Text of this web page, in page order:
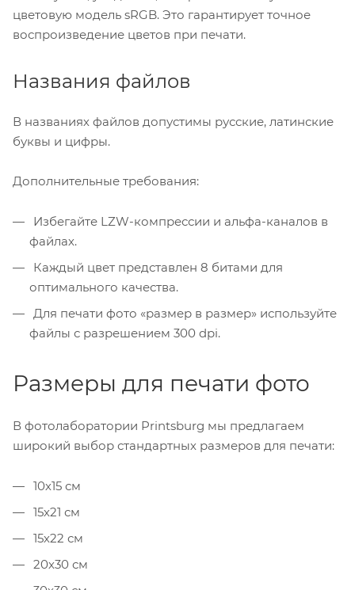
цветовую модель sRGB. Это гарантирует точное
воспроизведение цветов при печати.
Названия файлов
В названиях файлов допустимы русские, латинские
буквы и цифры.
Дополнительные требования:
Избегайте LZW-компрессии и альфа-каналов в
файлах.
Каждый цвет представлен 8 битами для
оптимального качества.
Для печати фото «размер в размер» используйте
файлы с разрешением 300 dpi.
Размеры для печати фото
В фотолаборатории Printsburg мы предлагаем
широкий выбор стандартных размеров для печати:
10х15 см
15х21 см
15х22 см
20х30 см